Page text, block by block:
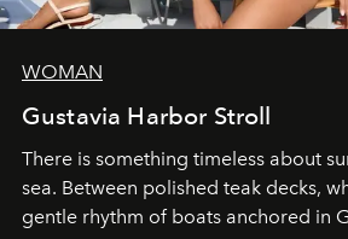
WOMAN
Gustavia Harbor Stroll
There is something timeless about
sea. Between polished teak decks,
gentle rhythm of boats anchored in